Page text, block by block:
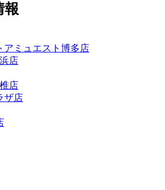
報
アミュエスト博多店
店
店
ザ店